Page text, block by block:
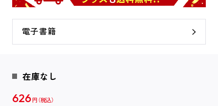
電子書籍
在庫なし
626 円